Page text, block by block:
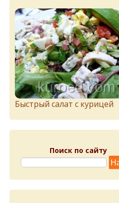
Быстрый салат с курицей
Поиск по сайту